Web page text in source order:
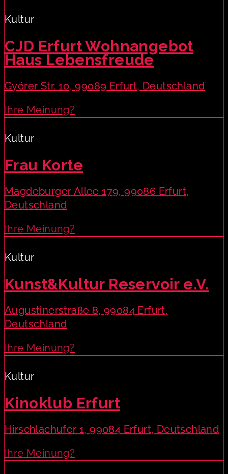
Kultur
CJD Erfurt Wohnangebot
Haus Lebensfreude
Györer Str. 10, 99089 Erfurt, Deutschland
Ihre Meinung?
Kultur
Frau Korte
Magdeburger Allee 179, 99086 Erfurt,
Deutschland
Ihre Meinung?
Kultur
Kunst&Kultur Reservoir e.V.
Augustinerstraße 8, 99084 Erfurt,
Deutschland
Ihre Meinung?
Kultur
Kinoklub Erfurt
Hirschlachufer 1, 99084 Erfurt, Deutschland
Ihre Meinung?